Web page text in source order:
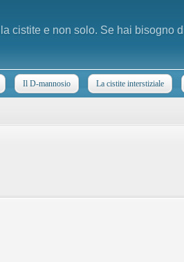
cistite e non solo. Se hai bisogno
Il D-mannosio La cistite interstiziale